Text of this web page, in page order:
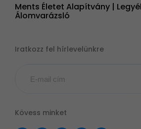
Ments Életet Alapítvány |
Álomvarázsló
Iratkozz fel hírlevelünkre
Kövess minket